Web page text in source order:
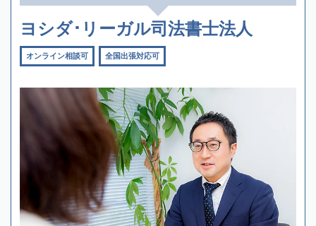
ヨシダ･リーガル司法書士法人
オンライン相談可 全国出張対応可